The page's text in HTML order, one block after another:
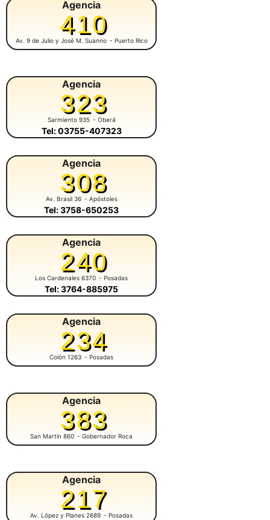
Agencia
410
Av. 9 de Julio y José M. Suanno - Puerto Rico
Agencia
323
Sarmiento 935 - Oberá
Tel: 03755-407323
Agencia
308
Av. Brasil 36 - Apóstoles
Tel: 3758-650253
Agencia
240
Los Cardenales 6370 - Posadas
Tel: 3764-885975
Agencia
234
Colón 1263 - Posadas
Agencia
383
San Martín 860 - Gobernador Roca
Agencia
217
Av. López y Planes 2689 - Posadas